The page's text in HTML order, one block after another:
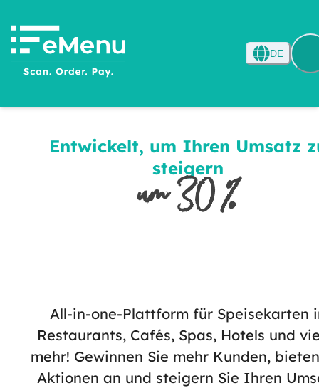
DE
Entwickelt, um Ihren Umsatz
steigern
um 30 %
All-in-one-Plattform für Speisekarten
Restaurants, Cafés, Spas, Hotels und
mehr! Gewinnen Sie mehr Kunden,
Aktionen an und steigern Sie Ihren